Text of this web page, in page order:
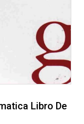
Libro De